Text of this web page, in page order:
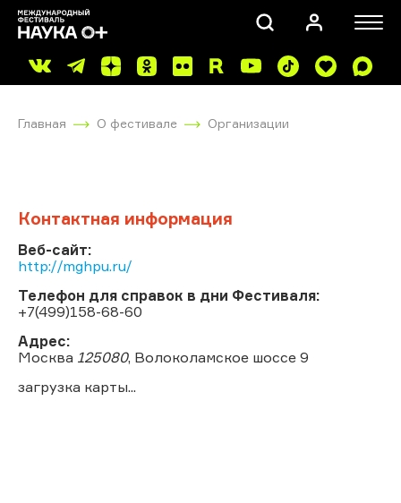
Главная О фестивале Организации
Контактная информация
Веб-сайт:
http://mghpu.ru/
Телефон для справок в дни Фестиваля:
+7(499)158-68-60
Адрес:
Москва 125080, Волоколамское шоссе 9
загрузка карты...